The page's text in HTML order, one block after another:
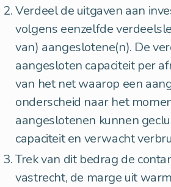
Verdeel de uitgaven aan
volgens eenzelfde
van) aangeslotene(n). De
aangesloten capaciteit per
van het net waarop een
onderscheid naar het
aangeslotenen kunnen
capaciteit en verwacht
Trek van dit bedrag de
vastrecht, de marge uit